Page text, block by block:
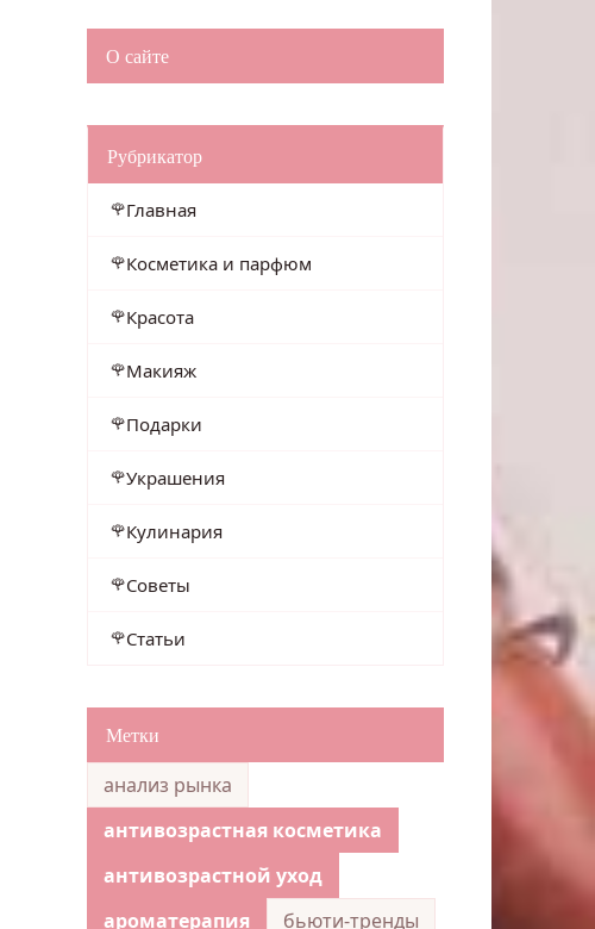
О сайте
Рубрикатор
Главная
Косметика и парфюм
Красота
Макияж
Подарки
Украшения
Кулинария
Советы
Статьи
Метки
анализ рынка
антивозрастная косметика
антивозрастной уход
ароматерапия
бьюти-тренды